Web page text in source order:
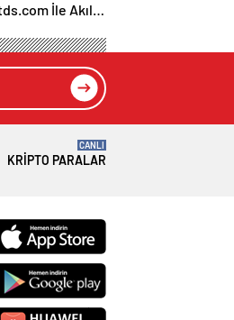
İle Akıllı
KRIPTO PARALAR
CANLI